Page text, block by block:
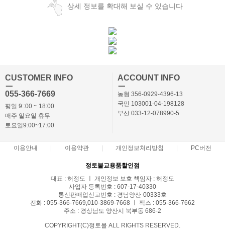
상세 정보를 확대해 보실 수 있습니다
CUSTOMER INFO
ㅡ
055-366-7669
평일 9::00 ~ 18:00
매주 일요일 휴무
토요일9:00~17:00
ACCOUNT INFO
ㅡ
농협 356-0929-4396-13
국민 103001-04-198128
부산 033-12-078990-5
이용안내 이용약관 개인정보처리방침 PC버전
정토불교용품할인점
대표 : 허정도 ㅣ 개인정보 보호 책임자 : 허정도
사업자 등록번호 : 607-17-40330
통신판매업신고번호 : 경남양산-00333호
전화 : 055-366-7669,010-3869-7668 ㅣ 팩스 : 055-366-7662
주소 : 경상남도 양산시 북부동 686-2
COPYRIGHT(C)정토몰 ALL RIGHTS RESERVED.